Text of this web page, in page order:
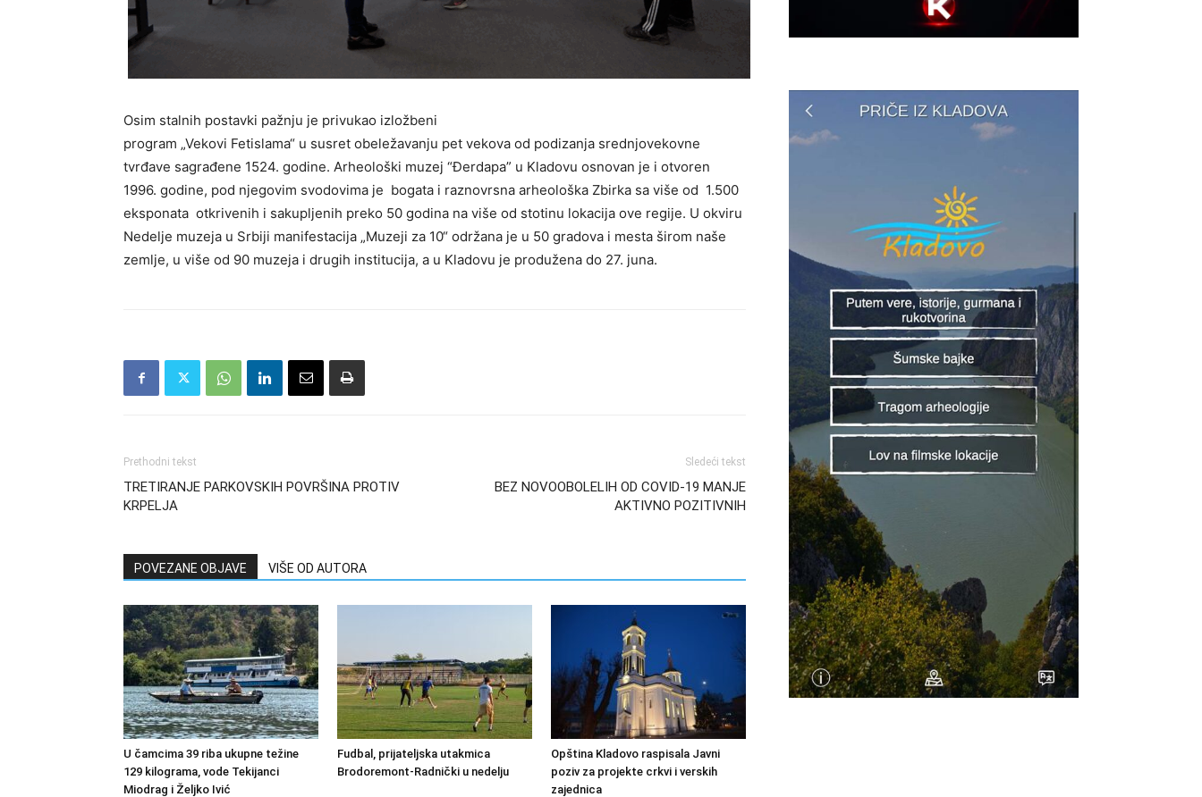
Osim stalnih postavki pažnju je privukao izložbeni
program „Vekovi Fetislama“ u susret obeležavanju pet vekova od podizanja srednjovekovne
tvrđave sagrađene 1524. godine. Arheološki muzej “Đerdapa” u Kladovu osnovan je i otvoren
1996. godine, pod njegovim svodovima je bogata i raznovrsna arheološka Zbirka sa više od 1.500
eksponata otkrivenih i sakupljenih preko 50 godina na više od stotinu lokacija ove regije. U okviru
Nedelje muzeja u Srbiji manifestacija „Muzeji za 10“ održana je u 50 gradova i mesta širom naše
zemlje, u više od 90 muzeja i drugih institucija, a u Kladovu je produžena do 27. juna.
Prethodni tekst
TRETIRANJE PARKOVSKIH POVRŠINA PROTIV
KRPELJA
Sledeći tekst
BEZ NOVOOBOLELIH OD COVID-19 MANJE
AKTIVNO POZITIVNIH
POVEZANE OBJAVE VIŠE OD AUTORA
U čamcima 39 riba ukupne težine
129 kilograma, vode Tekijanci
Miodrag i Željko Ivić
Fudbal, prijateljska utakmica
Brodoremont-Radnički u nedelju
Opština Kladovo raspisala Javni
poziv za projekte crkvi i verskih
zajednica